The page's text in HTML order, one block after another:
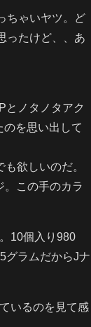
ちゃいヤツ。ど
ったけど、、あ
とノタノタアク
を思い出して
欲しいのだ。
。この手のカラ
10個入り980
グラムだからJナ
いるのを見て感